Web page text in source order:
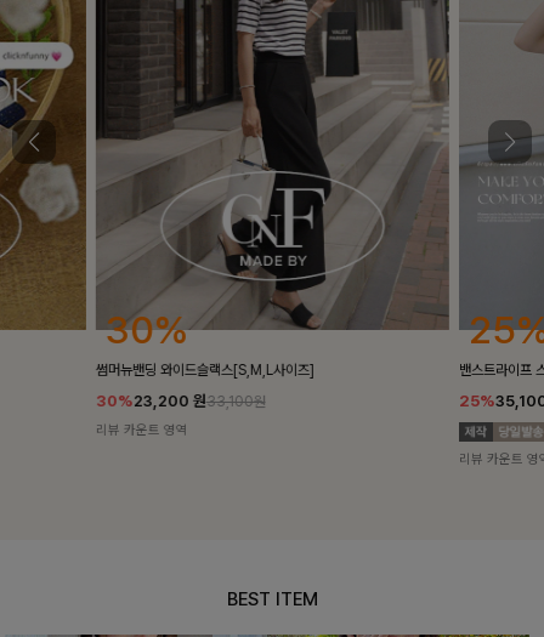
25%
밴스트라이프 스트링원피스
25%35,100원46,800원
12%
쥬린레이스 카
12%
리뷰 카운트 영
BEST ITEM